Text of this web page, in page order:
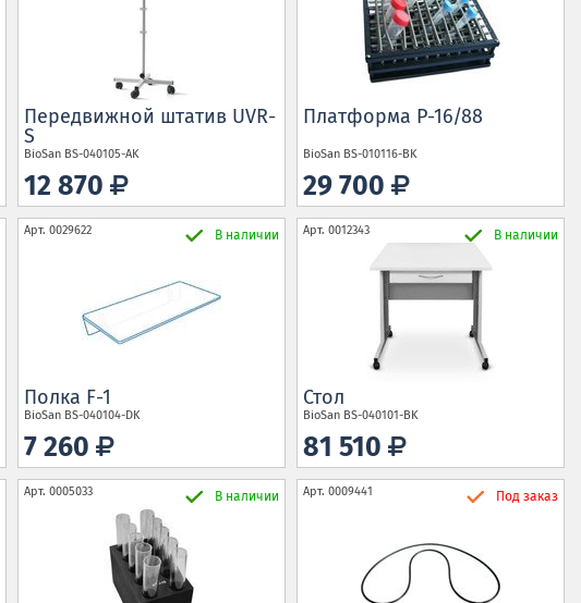
Передвижной штатив UVR-
S
BioSan BS-040105-AK
12 870
Платформа P-16/88
BioSan BS-010116-BK
29 700
Арт. 0029622 В наличии
Полка F-1
BioSan BS-040104-DK
7 260
Арт. 0012343 В наличии
Стол
BioSan BS-040101-BK
81 510
Арт. 0005033 В наличии Арт. 0009441 Под заказ